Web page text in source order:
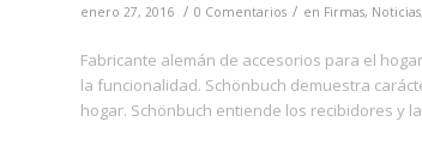
enero 27, 2016 / 0 Comentarios / en Firmas, Noticias,
Fabricante alemán de accesorios para el
la funcionalidad. Schönbuch demuestra
hogar. Schönbuch entiende los recibidores y